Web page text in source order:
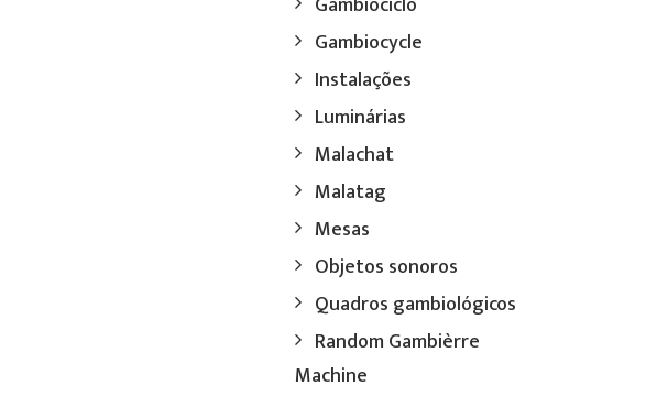
Gambiocycle
Instalações
Luminárias
Malachat
Malatag
Mesas
Objetos sonoros
Quadros gambiológicos
Random Gambièrre
Machine